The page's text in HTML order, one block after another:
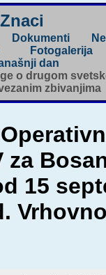
Dokumenti
Fotogalerija
dan
o drugom
zbivanjima
za
15